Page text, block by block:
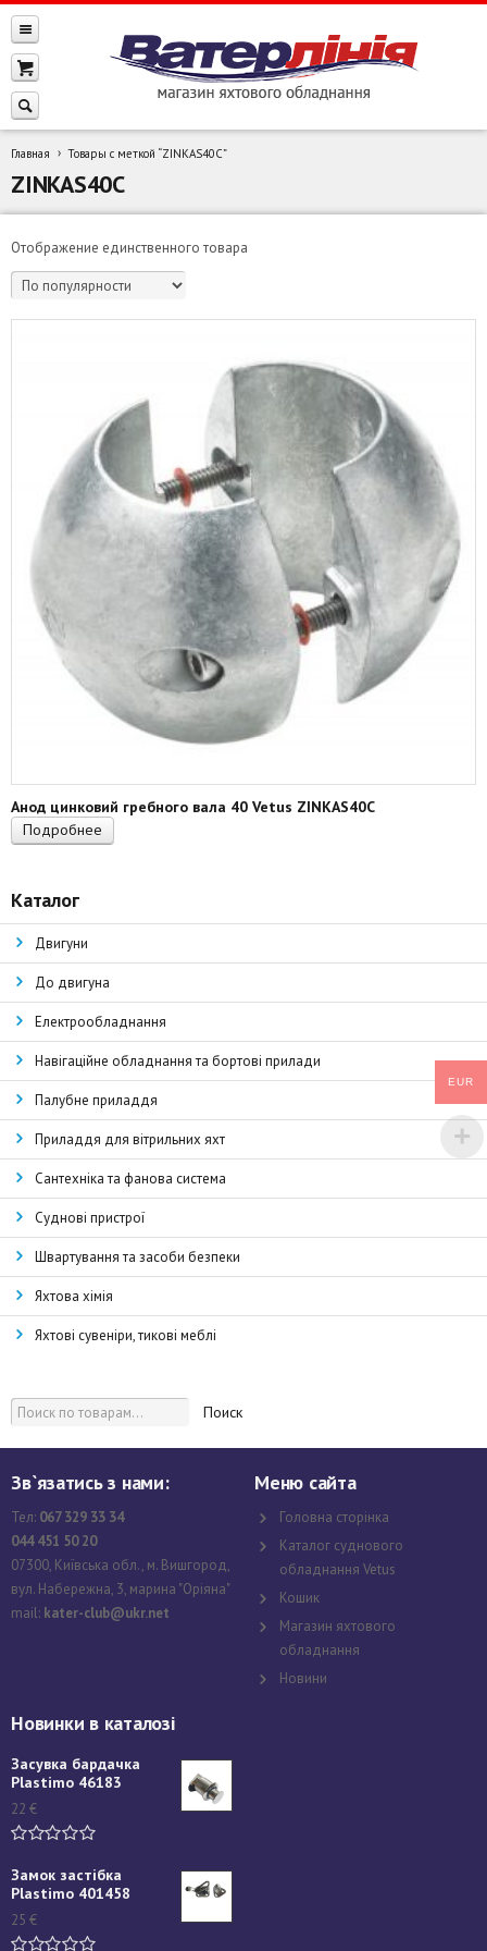
Главная Товары с меткой “ZINKAS40C”
ZINKAS40C
Отображение единственного товара
Анод цинковий гребного вала 40 Vetus ZINKAS40C
Подробнее
Каталог
Двигуни
До двигуна
Електрообладнання
Навігаційне обладнання та бортові прилади
Палубне приладдя
Приладдя для вітрильних яхт
Сантехніка та фанова система
Суднові пристрої
Швартування та засоби безпеки
Яхтова хімія
Яхтові сувеніри, тикові меблі
Поиск
Зв`язатись з нами:
Тел: 067 329 33 34
044 451 50 20
07300, Київська обл., м. Вишгород,
вул. Набережна, 3, марина "Оріяна"
mail: kater-club@ukr.net
Меню сайта
Головна сторінка
Каталог суднового
обладнання Vetus
Кошик
Магазин яхтового
обладнання
Новини
Новинки в каталозі
Засувка бардачка
Plastimo 46183
22 €
Замок застібка
Plastimo 401458
25 €
EUR